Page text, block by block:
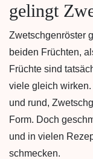
gelingt
Zwetschgenröster
beiden Früchten,
Früchte sind
viele gleich
und rund,
Form. Doch
und in vielen
schmecken.